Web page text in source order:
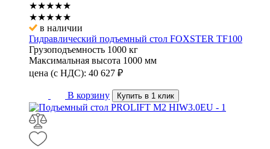
★★★★★
★★★★★
в наличии
Гидравлический подъемный стол FOXSTER TF100
Грузоподъемность 1000 кг
Максимальная высота 1000 мм
цена (с НДС): 40 627 ₽
В корзину Купить в 1 клик